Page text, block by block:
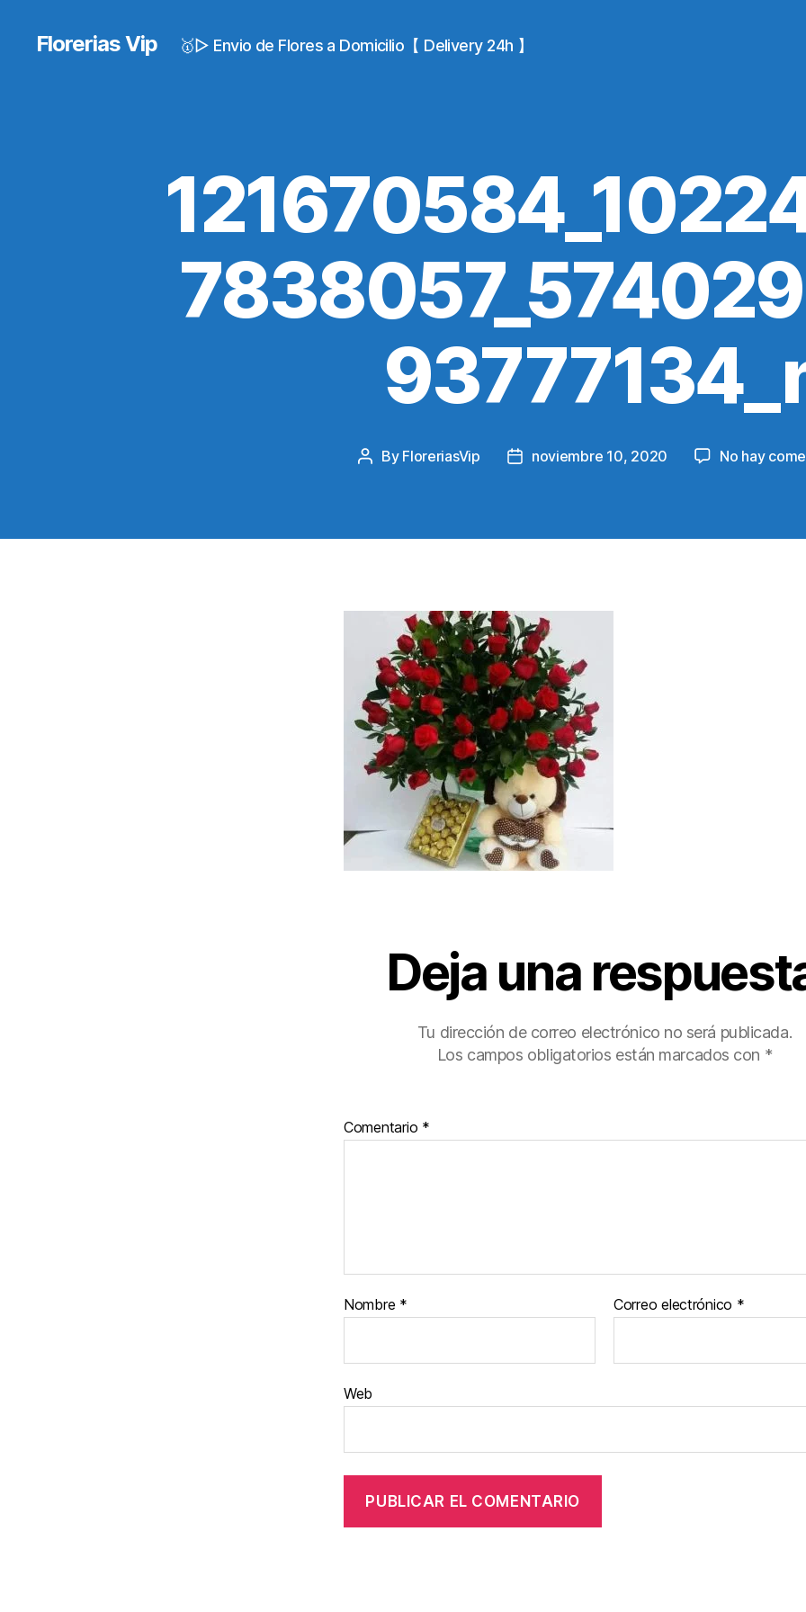
Florerias Vip 🥇▷ Envio de Flores a Domicilio【 Delivery 24h 】
Post
By FloreriasVip
Postnoviembre 10, 2020 No hay
Deja una
Tu dirección de correo electrónico no será publicada.
Los campos obligatorios están marcados con *
Comentario *
Nombre * Correo electrónico *
Web